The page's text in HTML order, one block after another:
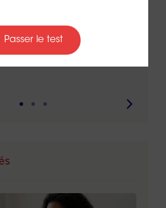
les 150 euros de
?
Passer le test